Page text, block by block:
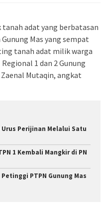
adat yang berbatasan
Mas yang sempat
tanah adat milik warga
1 dan 2 Gunung
Mutaqin, angkat
Urus Perijinan Melalui Satu
1 Kembali Mangkir di PN
PTPN Gunung Mas